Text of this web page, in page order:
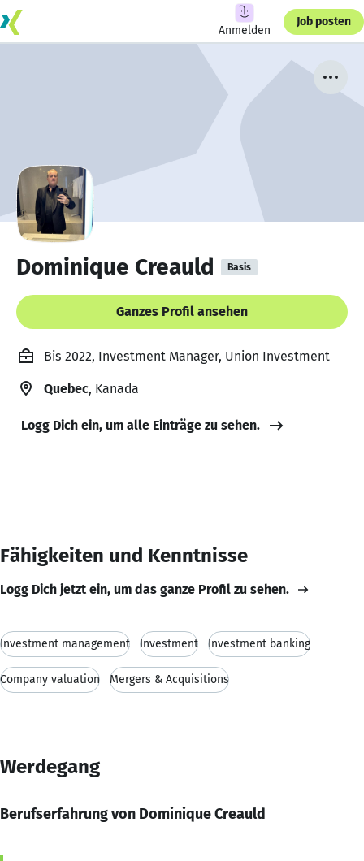
Anmelden
Job posten
Dominique Creauld Basis
Ganzes Profil ansehen
Bis 2022, Investment Manager, Union Investment
Quebec, Kanada
Logg Dich ein, um alle Einträge zu sehen.
Fähigkeiten und Kenntnisse
Logg Dich jetzt ein, um das ganze Profil zu sehen.
Investment management Investment Investment banking
Company valuation Mergers & Acquisitions
Werdegang
Berufserfahrung von Dominique Creauld